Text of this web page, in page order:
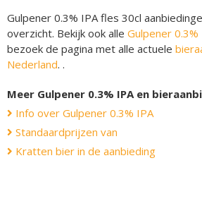
Gulpener 0.3% IPA fles 30cl
overzicht. Bekijk ook alle Gulpener 0.3%
bezoek de pagina met alle actuele
Nederland. .
Meer Gulpener 0.3% IPA en
Info over Gulpener 0.3% IPA
Standaardprijzen van
Kratten bier in de aanbieding